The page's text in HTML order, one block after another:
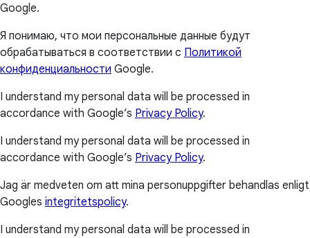
Google.
Я понимаю, что мои персональные данные будут
обрабатываться в соответствии с Политикой
конфиденциальности Google.
I understand my personal data will be processed in
accordance with Google’s Privacy Policy.
I understand my personal data will be processed in
accordance with Google’s Privacy Policy.
Jag är medveten om att mina personuppgifter behandlas enligt
Googles integritetspolicy.
I understand my personal data will be processed in